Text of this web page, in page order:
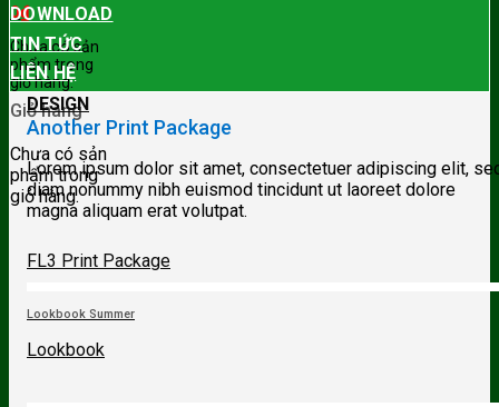
0₫
Chưa có sản
phẩm trong
giỏ hàng.
Giỏ hàng
Chưa có sản
phẩm trong
giỏ hàng.
DOWNLOAD
TIN TỨC
LIÊN HỆ
DESIGN
Another Print Package
Lorem ipsum dolor sit amet, consectetuer adipiscing elit,
diam nonummy nibh euismod tincidunt ut laoreet dolore
magna aliquam erat volutpat.
FL3 Print Package
Lookbook Summer
Lookbook